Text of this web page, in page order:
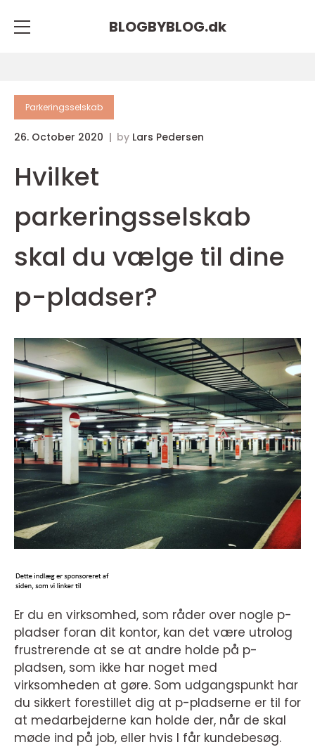
BLOGBYBLOG.dk
Parkeringsselskab
26. October 2020 by Lars Pedersen
Hvilket
parkeringsselskab
skal du vælge til dine
p-pladser?
Er du en virksomhed, som råder over nogle p-
pladser foran dit kontor, kan det være utrolog
frustrerende at se at andre holde på p-
pladsen, som ikke har noget med
virksomheden at gøre. Som udgangspunkt har
du sikkert forestillet dig at p-pladserne er til for
at medarbejderne kan holde der, når de skal
møde ind på job, eller hvis I får kundebesøg.